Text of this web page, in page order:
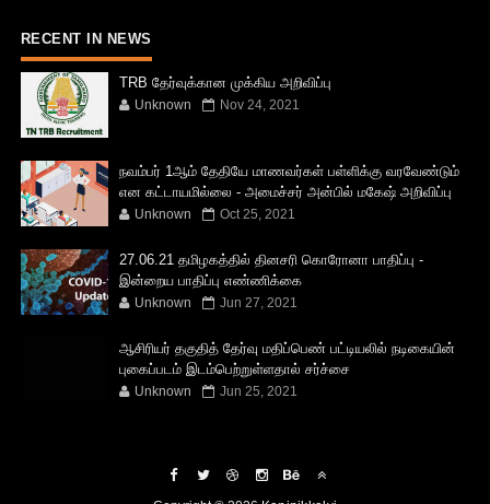
RECENT IN NEWS
TRB தேர்வுக்கான முக்கிய அறிவிப்பு
Unknown Nov 24, 2021
நவம்பர் 1ஆம் தேதியே மாணவர்கள் பள்ளிக்கு வரவேண்டும்
என கட்டாயமில்லை - அமைச்சர் அன்பில் மகேஷ் அறிவிப்பு
Unknown Oct 25, 2021
27.06.21 தமிழகத்தில் தினசரி கொரோனா பாதிப்பு -
இன்றைய பாதிப்பு எண்ணிக்கை
Unknown Jun 27, 2021
ஆசிரியர் தகுதித் தேர்வு மதிப்பெண் பட்டியலில் நடிகையின்
புகைப்படம் இடம்பெற்றுள்ளதால் சர்ச்சை
Unknown Jun 25, 2021